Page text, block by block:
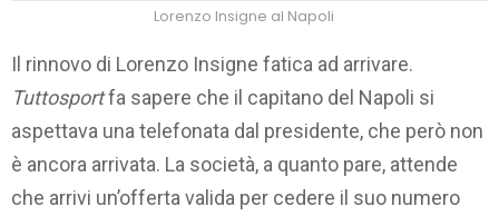
Lorenzo Insigne al Napoli
Il rinnovo di Lorenzo Insigne fatica ad arrivare.
Tuttosportfa sapere che il capitano del Napoli si
aspettava una telefonata dal presidente, che però non
è ancora arrivata. La società, a quanto pare, attende
che arrivi un’offerta valida per cedere il suo numero